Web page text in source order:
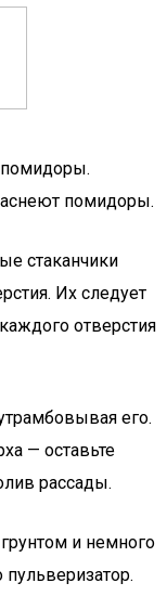
помидоры.
помидоры.
стаканчики
Их следует
отверстия
его.
— оставьте
рассады.
и немного
пульверизатор.